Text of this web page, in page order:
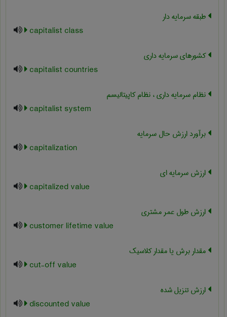
طبقه سرمایه دار
capitalist class
کشورهای سرمایه داری
capitalist countries
نظام سرمایه داری ، نظام کاپیتالیسم
capitalist system
برآورد ارزش حال سرمایه
capitalization
ارزش سرمایه ای
capitalized value
ارزش طول عمر مشتری
customer lifetime value
مقدار برش یا مقدار کلاسیک
cut-off value
ارزش تنزیل شده
discounted value